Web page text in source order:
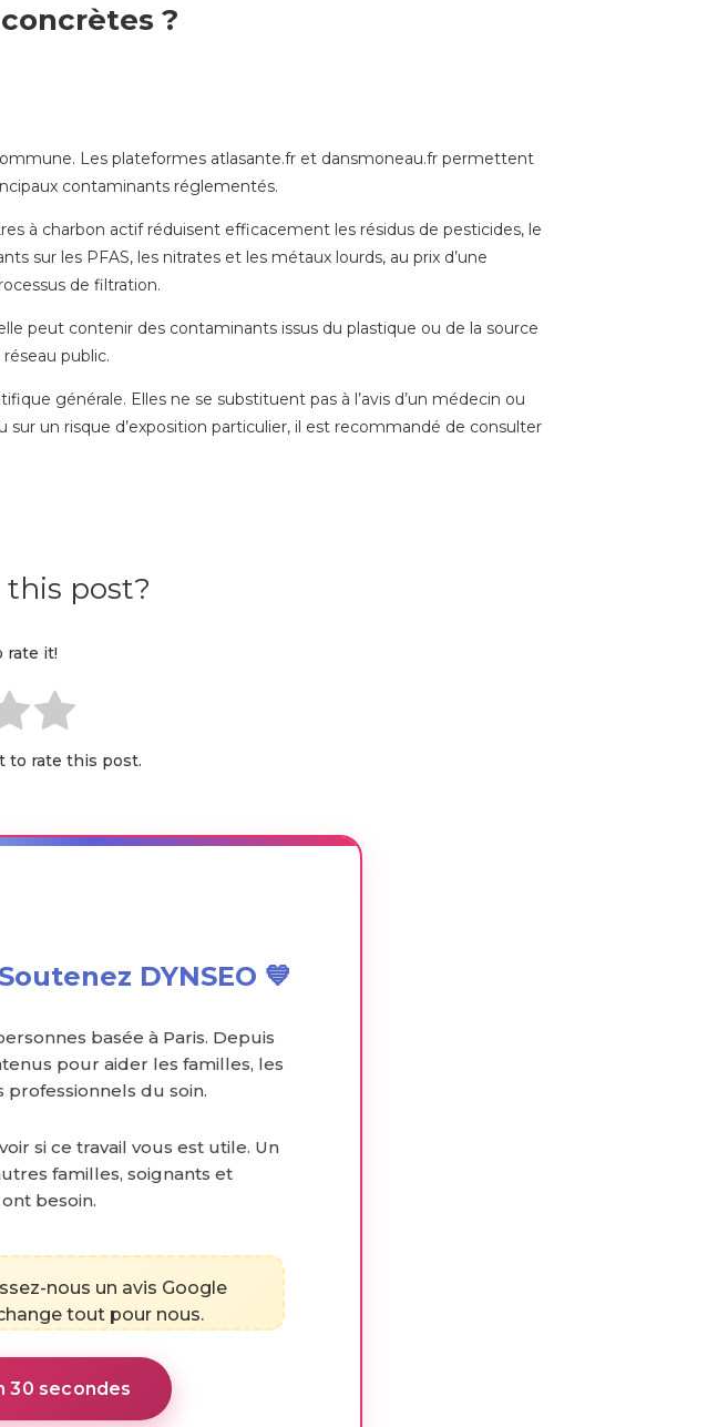
?
Les plateformes atlasante.fr et dansmoneau.fr permettent
contaminants réglementés.
à charbon actif réduisent efficacement les résidus de pesticides, le
sur les PFAS, les nitrates et les métaux lourds, au prix d’une
de filtration.
peut contenir des contaminants issus du plastique ou de la source
public.
générale. Elles ne se substituent pas à l’avis d’un médecin ou
un risque d’exposition particulier, il est recommandé de consulter
this post?
rate it!
to rate this post.
DYNSEO 💙
basée à Paris. Depuis
pour aider les familles, les
professionnels du soin.
si ce travail vous est utile. Un
familles, soignants et
besoin.
nous un avis Google
change tout pour nous.
30 secondes